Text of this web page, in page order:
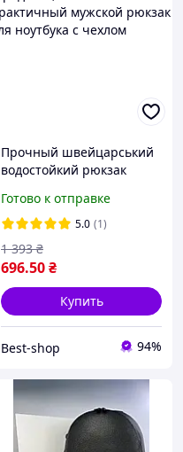
Прочный швейцарський
водостойкий рюкзак
практичный мужской
рюкзак для ноутбука с
чехлом
Готово к отправке
5.0 (1)
696.50₴
1 393 ₴
Купить
Best-shop 94%